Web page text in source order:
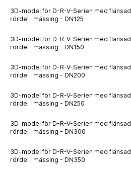
3D-model för D-R-V-Serien med flänsad
rördel i mässing - DN125
3D-model för D-R-V-Serien med flänsad
rördel i mässing - DN150
3D-model för D-R-V-Serien med flänsad
rördel i mässing - DN200
3D-model för D-R-V-Serien med flänsad
rördel i mässing - DN250
3D-model för D-R-V-Serien med flänsad
rördel i mässing - DN300
3D-model för D-R-V-Serien med flänsad
rördel i mässing - DN350